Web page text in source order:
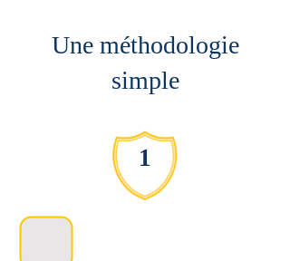
Une méthodologie
simple
1